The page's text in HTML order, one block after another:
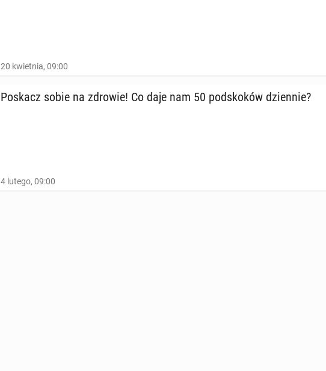
20 kwietnia, 09:00
Poskacz sobie na zdrowie! Co daje nam 50 pod­sko­ków dzien­nie?
4 lutego, 09:00